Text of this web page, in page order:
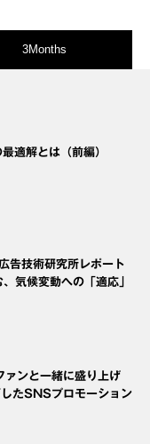
3Months
適解とは（前編）
技術研究所レポート
気候変動への「適応」
ンと一緒に盛り上げ
たSNSプロモーション